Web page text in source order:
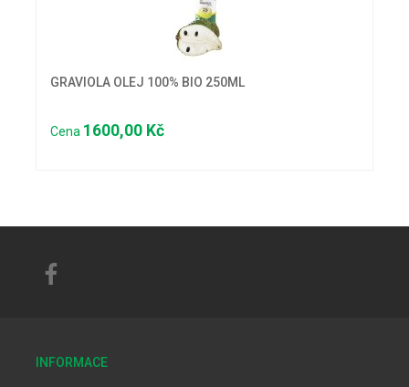
GRAVIOLA OLEJ 100% BIO 250ML
Cena 1600,00 Kč
INFORMACE